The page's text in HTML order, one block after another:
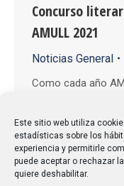
Este sitio web utiliza
estadísticas sobre los
experiencia y permitirle
puede aceptar o rechazar
quiere deshabilitar.
Concurso
AMULL 2021
Noticias General
Como cada año
convoca los
un acto público, se
con las obras
las tres mejores